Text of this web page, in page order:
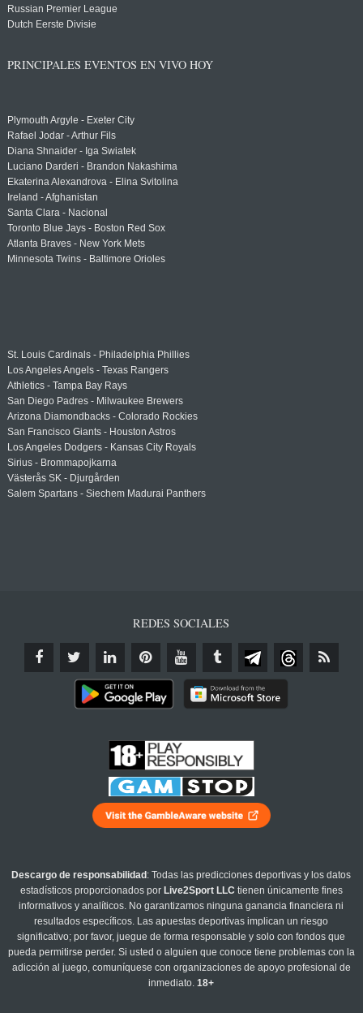
Russian Premier League
Dutch Eerste Divisie
PRINCIPALES EVENTOS EN VIVO HOY
Plymouth Argyle - Exeter City
Rafael Jodar - Arthur Fils
Diana Shnaider - Iga Swiatek
Luciano Darderi - Brandon Nakashima
Ekaterina Alexandrova - Elina Svitolina
Ireland - Afghanistan
Santa Clara - Nacional
Toronto Blue Jays - Boston Red Sox
Atlanta Braves - New York Mets
Minnesota Twins - Baltimore Orioles
St. Louis Cardinals - Philadelphia Phillies
Los Angeles Angels - Texas Rangers
Athletics - Tampa Bay Rays
San Diego Padres - Milwaukee Brewers
Arizona Diamondbacks - Colorado Rockies
San Francisco Giants - Houston Astros
Los Angeles Dodgers - Kansas City Royals
Sirius - Brommapojkarna
Västerås SK - Djurgården
Salem Spartans - Siechem Madurai Panthers
REDES SOCIALES
Descargo de responsabilidad : Todas las predicciones deportivas y los datos
estadísticos proporcionados por Live2Sport LLC tienen únicamente fines
informativos y analíticos. No garantizamos ninguna ganancia financiera ni
resultados específicos. Las apuestas deportivas implican un riesgo
significativo; por favor, juegue de forma responsable y solo con fondos que
pueda permitirse perder. Si usted o alguien que conoce tiene problemas con la
adicción al juego, comuníquese con organizaciones de apoyo profesional de
inmediato.18+